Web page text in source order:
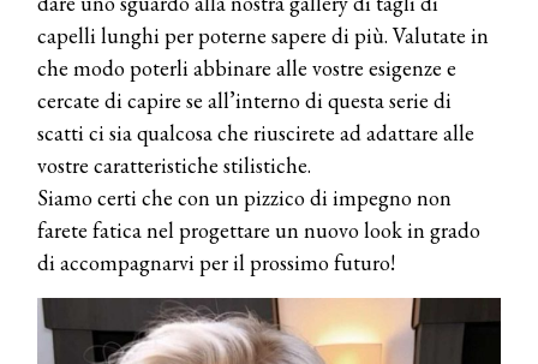
capelli lunghi per poterne sapere di più. Valutate in
che modo poterli abbinare alle vostre esigenze e
cercate di capire se all’interno di questa serie di
scatti ci sia qualcosa che riuscirete ad adattare alle
vostre caratteristiche stilistiche.
Siamo certi che con un pizzico di impegno non
farete fatica nel progettare un nuovo look in grado
di accompagnarvi per il prossimo futuro!